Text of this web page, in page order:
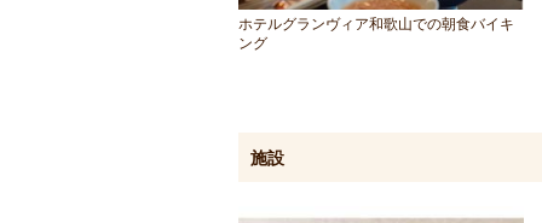
ホテルグランヴィア和歌山での朝食バイキ
ング
施設